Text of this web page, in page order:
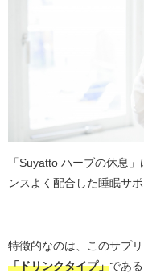
「Suyatto ハーブの休息
ンスよく配合した睡眠サ
特徴的なのは、このサプ
「ドリンクタイプ」であ